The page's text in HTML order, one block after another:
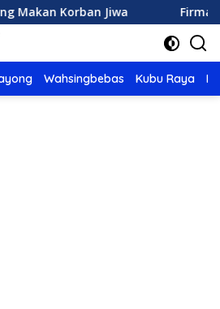
Korban Jiwa Firman’s
Wahsingbebas Kubu Raya